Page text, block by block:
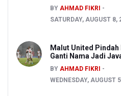
BY AHMAD FIKRI
SATURDAY, AUGUST 8,
Malut United
Ganti Nama Jadi
BY AHMAD FIKRI
WEDNESDAY, AUGUST